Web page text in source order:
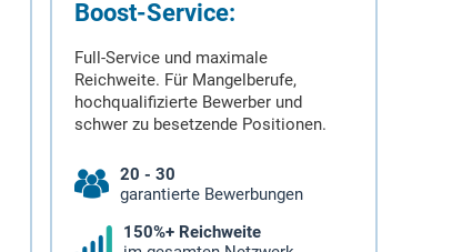
Boost-Service:
Full-Service und maximale
Reichweite. Für Mangelberufe,
hochqualifizierte Bewerber und
schwer zu besetzende Positionen.
20 - 30
garantierte Bewerbungen
150%+ Reichweite